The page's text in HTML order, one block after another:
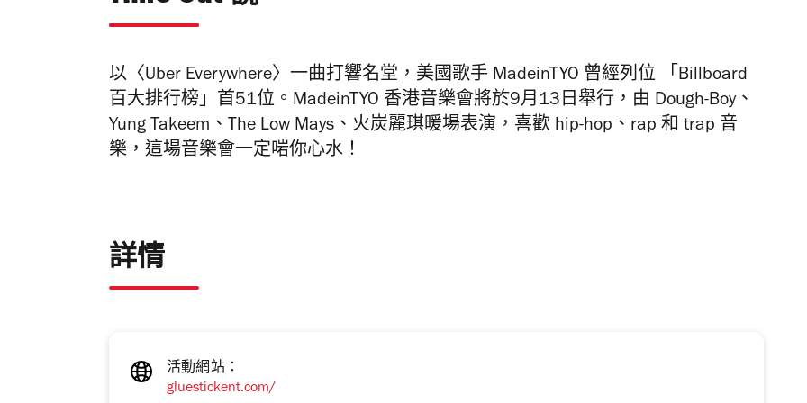
以〈Uber Everywhere〉一曲打響名堂，美國歌手 MadeinTYO 曾經列位 「 Billboard
百大排行榜」首51位。MadeinTYO 香港音樂會將於9月13日舉行，由 Dough-Boy、
Yung Takeem、The Low Mays、火炭麗琪暖場表演，喜歡 hip-hop、rap 和 trap 音
樂，這場音樂會一定啱你心水！
詳情
活動網站：
gluestickent.com/